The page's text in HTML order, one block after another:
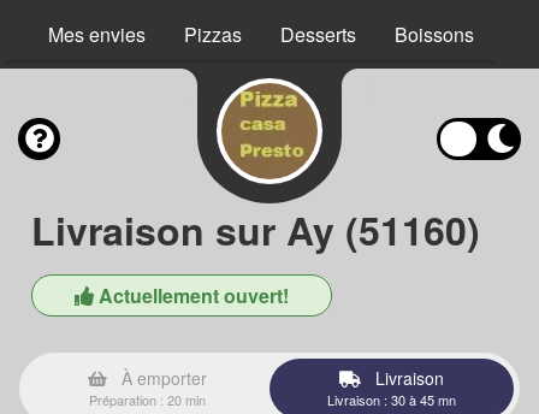
Mes envies Pizzas Desserts Boissons
Livraison sur Ay (51160)
Actuellement ouvert!
À emporter
Préparation : 20 min
Livraison
Livraison : 30 à 45 mn